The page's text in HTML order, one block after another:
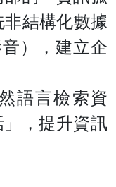
結構化數據
音），建立企
語言檢索資
，提升資訊